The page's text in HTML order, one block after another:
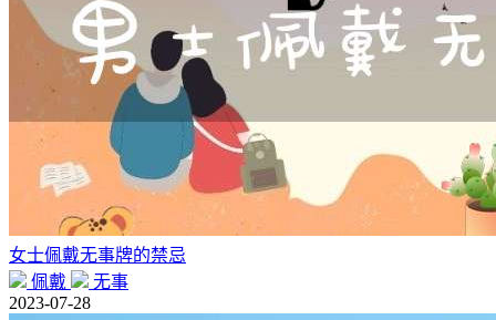
女士佩戴无事牌的禁忌
佩戴
无事
2023-07-28